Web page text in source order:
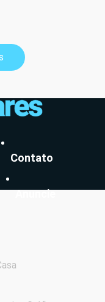
Contato
Anuncie